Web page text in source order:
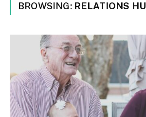
BROWSING: RELATIONS